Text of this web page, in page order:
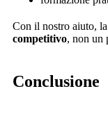
Con il nostro aiuto, la
competitivo, non un
Conclusione